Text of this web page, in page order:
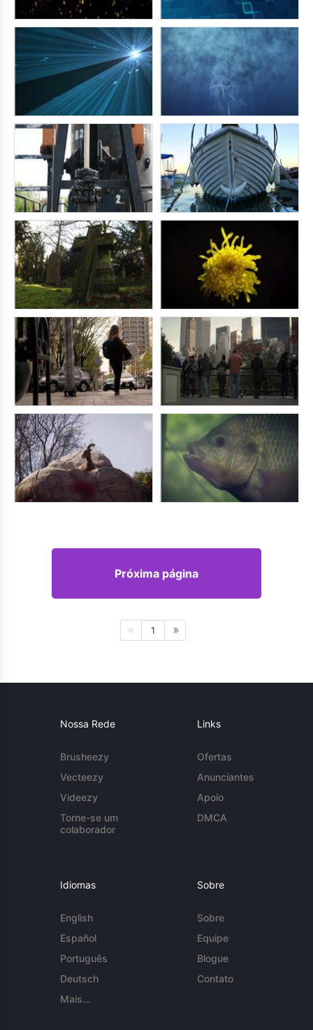
Próxima página
1
Nossa Rede
Brusheezy
Vecteezy
Videezy
Torne-se um
colaborador
Links
Ofertas
Anunciantes
Apoio
DMCA
Idiomas
English
Español
Português
Deutsch
Mais...
Sobre
Sobre
Equipe
Blogue
Contato